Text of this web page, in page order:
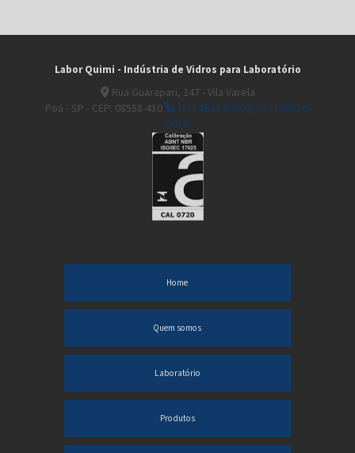
Labor Quimi - Indústria de Vidros para Laboratório
Rua Guarapari, 247 - Vila Varela
Poá - SP - CEP: 08558-410
(11) 4634-6900
(11) 99016-
6619
Home
Quem somos
Laboratório
Produtos